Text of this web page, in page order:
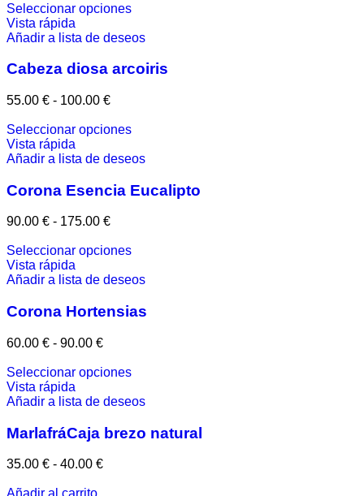
Seleccionar opciones
Vista rápida
Añadir a lista de deseos
Cabeza diosa arcoiris
55.00 € - 100.00 €
Seleccionar opciones
Vista rápida
Añadir a lista de deseos
Corona Esencia Eucalipto
90.00 € - 175.00 €
Seleccionar opciones
Vista rápida
Añadir a lista de deseos
Corona Hortensias
60.00 € - 90.00 €
Seleccionar opciones
Vista rápida
Añadir a lista de deseos
MarlafráCaja brezo natural
35.00 € - 40.00 €